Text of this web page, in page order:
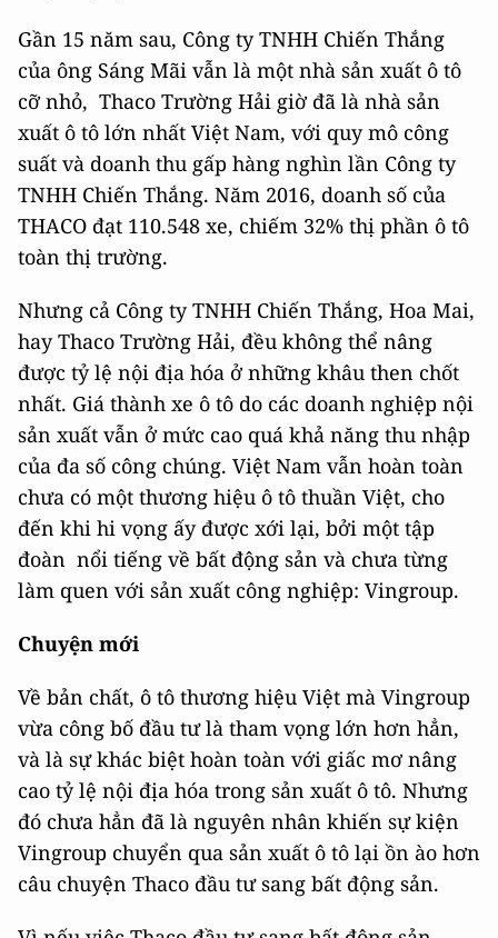
Gần 15 năm sau, Công ty TNHH Chiến Thắng
của ông Sáng Mãi vẫn là một nhà sản xuất ô tô
cỡ nhỏ, Thaco Trường Hải giờ đã là nhà sản
xuất ô tô lớn nhất Việt Nam, với quy mô công
suất và doanh thu gấp hàng nghìn lần Công ty
TNHH Chiến Thắng. Năm 2016, doanh số của
THACO đạt 110.548 xe, chiếm 32% thị phần ô tô
toàn thị trường.
Nhưng cả Công ty TNHH Chiến Thắng, Hoa Mai,
hay Thaco Trường Hải, đều không thể nâng
được tỷ lệ nội địa hóa ở những khâu then chốt
nhất. Giá thành xe ô tô do các doanh nghiệp nội
sản xuất vẫn ở mức cao quá khả năng thu nhập
của đa số công chúng. Việt Nam vẫn hoàn toàn
chưa có một thương hiệu ô tô thuần Việt, cho
đến khi hi vọng ấy được xới lại, bởi một tập
đoàn nổi tiếng về bất động sản và chưa từng
làm quen với sản xuất công nghiệp: Vingroup.
Chuyện mới
Về bản chất, ô tô thương hiệu Việt mà Vingroup
vừa công bố đầu tư là tham vọng lớn hơn hẳn,
và là sự khác biệt hoàn toàn với giấc mơ nâng
cao tỷ lệ nội địa hóa trong sản xuất ô tô. Nhưng
đó chưa hẳn đã là nguyên nhân khiến sự kiện
Vingroup chuyển qua sản xuất ô tô lại ồn ào hơn
câu chuyện Thaco đầu tư sang bất động sản.